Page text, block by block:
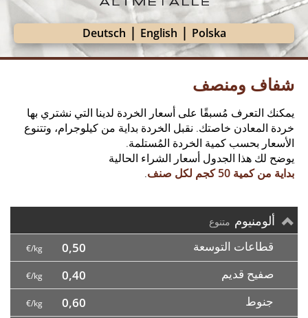
Deutsch | English | Polska
شفاف ومنصف
يمكنك التعرف مُسبقًا على أسعار الخردة لدينا التي نشتري بها
خردة المعادن خاصتك. نقبل الخردة بداية من كيلوجرام، وتتنوع
الأسعار بحسب كمية الخردة المُستلمة.
يوضح لك هذا الجدول أسعار الشراء الحالية
بداية من كمية 50 كجم لكل صنف
.
ألومنيوم متنوع
قطاعات التوسعة 0,50
€/kg
صفيح قديم 0,40
€/kg
جنوط 0,60
€/kg